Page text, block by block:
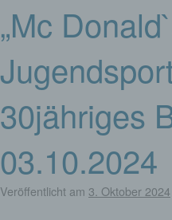
„Mc
30jähriges
03.10.2024
Veröffentlicht am 3. Oktober 2024